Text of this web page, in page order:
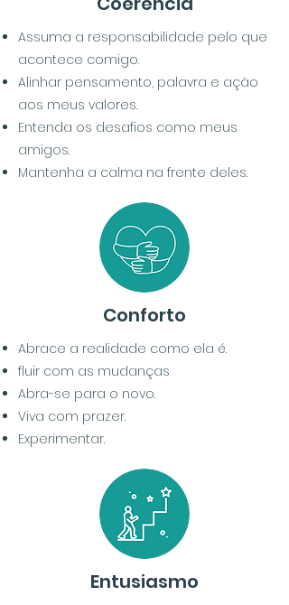
Assuma a responsabilidade pelo que
acontece comigo.
Alinhar pensamento, palavra e ação
aos meus valores.
Entenda os desafios como meus
amigos.
Mantenha a calma na frente deles.
Conforto
Abrace a realidade como ela é.
fluir com as mudanças
Abra-se para o novo.
Viva com prazer.
Experimentar.
Entusiasmo